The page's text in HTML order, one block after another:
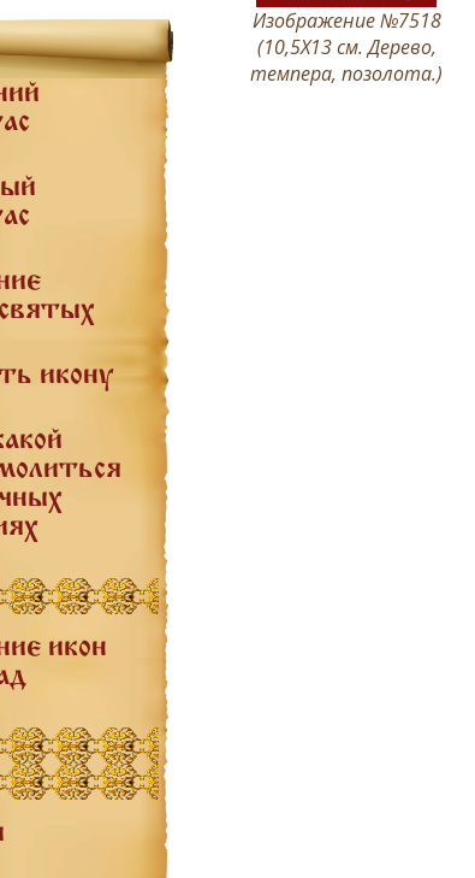
икону
икон
Изображение №7518
(10,5Х13 см. Дерево,
темпера, позолота.)